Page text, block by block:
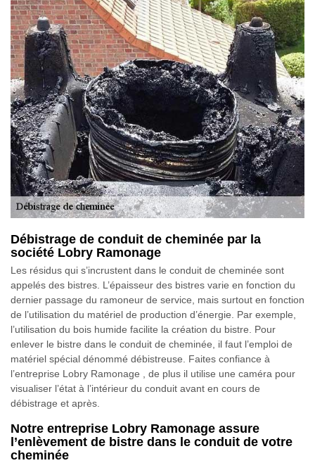
Débistrage de conduit de cheminée par la
société Lobry Ramonage
Les résidus qui s’incrustent dans le conduit de cheminée sont
appelés des bistres. L’épaisseur des bistres varie en fonction du
dernier passage du ramoneur de service, mais surtout en fonction
de l’utilisation du matériel de production d’énergie. Par exemple,
l’utilisation du bois humide facilite la création du bistre. Pour
enlever le bistre dans le conduit de cheminée, il faut l’emploi de
matériel spécial dénommé débistreuse. Faites confiance à
l’entreprise Lobry Ramonage , de plus il utilise une caméra pour
visualiser l’état à l’intérieur du conduit avant en cours de
débistrage et après.
Notre entreprise Lobry Ramonage assure
l’enlèvement de bistre dans le conduit de votre
cheminée